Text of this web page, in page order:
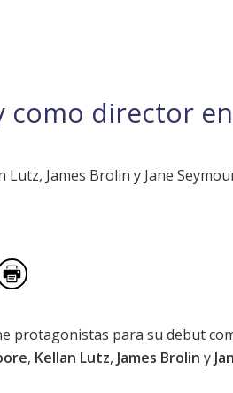
director
James Brolin y Jane
protagonistas para su debut
, Kellan Lutz, James Brolin y